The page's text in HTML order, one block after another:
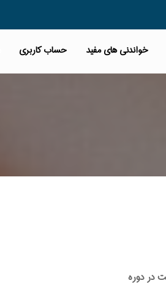
خواندنی های مفید حساب کاربری
در دوره